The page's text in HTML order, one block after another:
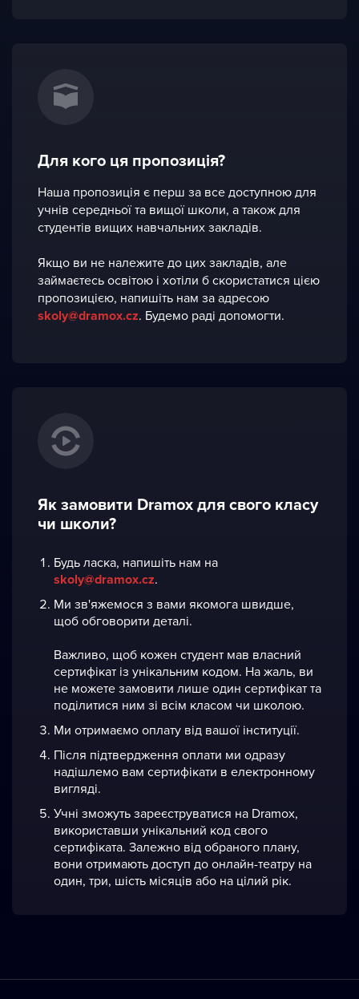
Для кого ця пропозиція?
Наша пропозиція є перш за все доступною для
учнів середньої та вищої школи, а також для
студентів вищих навчальних закладів.
Якщо ви не належите до цих закладів, але
займаєтесь освітою і хотіли б скористатися цією
пропозицією, напишіть нам за адресою
skoly@dramox.cz. Будемо раді допомогти.
Як замовити Dramox для свого класу
чи школи?
Будь ласка, напишіть нам на
skoly@dramox.cz.
Ми зв'яжемося з вами якомога швидше,
щоб обговорити деталі.
Важливо, щоб кожен студент мав власний
cертифікат із унікальним кодом. На жаль, ви
не можете замовити лише oдин cертифікат та
поділитися ним зі всім класом чи школою.
Ми отримаємо оплату від вашої інституції.
Після підтвердження оплати ми одразу
надішлемо вам сертифікати в електронному
вигляді.
Учні зможуть зареєструватися на Dramox,
використавши унікальний код свого
сертифіката. Залежно від обраного плану,
вони отримають доступ до онлайн-театру на
один, три, шість місяців або на цілий рік.